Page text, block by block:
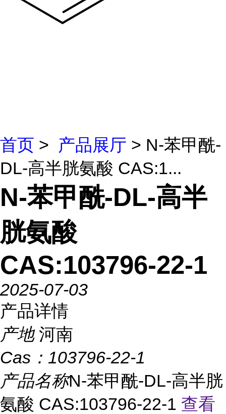
首页 > 产品展厅 > N-苯甲酰-
DL-高半胱氨酸 CAS:1...
N-苯甲酰-DL-高半
胱氨酸
CAS:103796-22-1
2025-07-03
产品详情
产地 河南
Cas： 103796-22-1
产品名称N-苯甲酰-DL-高半胱
氨酸 CAS:103796-22-1 查看